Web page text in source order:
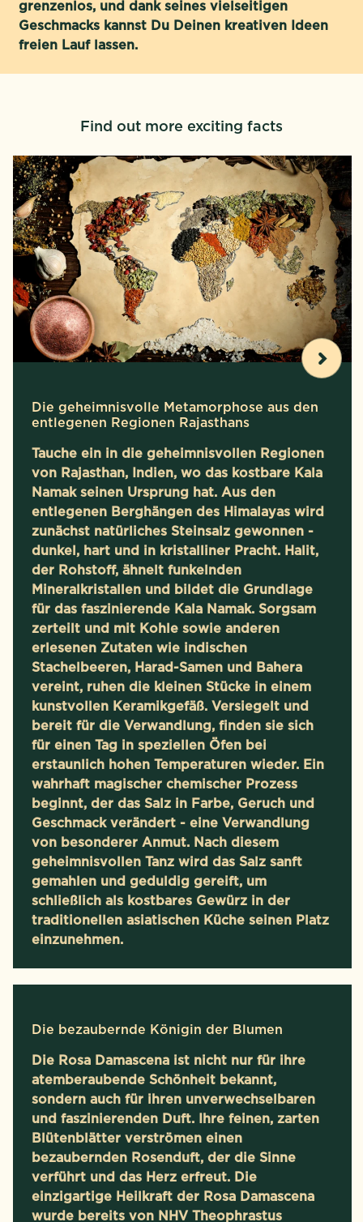
grenzenlos, und dank seines vielseitigen
Geschmacks kannst Du Deinen kreativen Ideen
freien Lauf lassen.
Find out more exciting facts
Die geheimnisvolle Metamorphose aus den
entlegenen Regionen Rajasthans
Tauche ein in die geheimnisvollen Regionen
von Rajasthan, Indien, wo das kostbare Kala
Namak seinen Ursprung hat. Aus den
entlegenen Berghängen des Himalayas wird
zunächst natürliches Steinsalz gewonnen -
dunkel, hart und in kristalliner Pracht. Halit,
der Rohstoff, ähnelt funkelnden
Mineralkristallen und bildet die Grundlage
für das faszinierende Kala Namak. Sorgsam
zerteilt und mit Kohle sowie anderen
erlesenen Zutaten wie indischen
Stachelbeeren, Harad-Samen und Bahera
vereint, ruhen die kleinen Stücke in einem
kunstvollen Keramikgefäß. Versiegelt und
bereit für die Verwandlung, finden sie sich
für einen Tag in speziellen Öfen bei
erstaunlich hohen Temperaturen wieder. Ein
wahrhaft magischer chemischer Prozess
beginnt, der das Salz in Farbe, Geruch und
Geschmack verändert - eine Verwandlung
von besonderer Anmut. Nach diesem
geheimnisvollen Tanz wird das Salz sanft
gemahlen und geduldig gereift, um
schließlich als kostbares Gewürz in der
traditionellen asiatischen Küche seinen Platz
einzunehmen.
Die bezaubernde Königin der Blumen
Die Rosa Damascena ist nicht nur für ihre
atemberaubende Schönheit bekannt,
sondern auch für ihren unverwechselbaren
und faszinierenden Duft. Ihre feinen, zarten
Blütenblätter verströmen einen
bezaubernden Rosenduft, der die Sinne
verführt und das Herz erfreut. Die
einzigartige Heilkraft der Rosa Damascena
wurde bereits von NHV Theophrastus